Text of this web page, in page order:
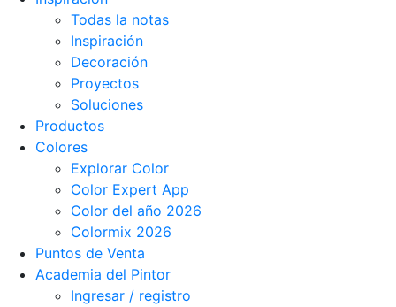
Todas la notas
Inspiración
Decoración
Proyectos
Soluciones
Productos
Colores
Explorar Color
Color Expert App
Color del año 2026
Colormix 2026
Puntos de Venta
Academia del Pintor
Ingresar / registro